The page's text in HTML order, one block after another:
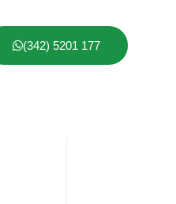
(342) 5201 177